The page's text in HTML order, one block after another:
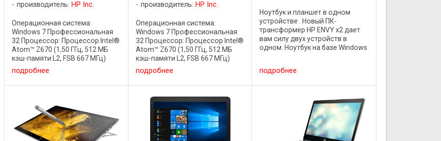
производитель: HP Inc.
Операционная система:
Windows 7 Профессиональная
32 Процессор: Процессор Intel®
Atom™ Z670 (1,50 ГГц, 512 МБ
кэш-памяти L2, FSB 667 МГц)
Стандартный объем памяти:
DDR2 SDRAM 2 ГБ 800 МГц
Внутренний диск
подробнее
производитель: HP Inc.
Операционная система:
Windows 7 Профессиональная
32 Процессор: Процессор Intel®
Atom™ Z670 (1,50 ГГц, 512 МБ
кэш-памяти L2, FSB 667 МГц)
Стандартный объем памяти:
DDR2 SDRAM 2 ГБ 800 МГц
Внутренний диск
Дисплей: ...
подробнее
Ноутбук и планшет в одном
устройстве . Новый ПК-
трансформер HP ENVY x2 дает
вам силу двух устройств в
одном. Ноутбук на базе Windows
сенсорным экраном высокого
разрешения и съемный планшет
подробнее